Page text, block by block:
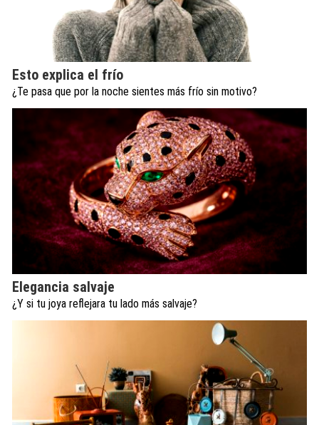
Esto explica el frío
¿Te pasa que por la noche sientes más frío sin motivo?
Elegancia salvaje
¿Y si tu joya reflejara tu lado más salvaje?